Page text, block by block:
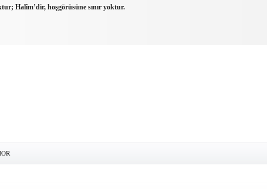
Halîm’dir, hoşgörüsüne sınır yoktur.